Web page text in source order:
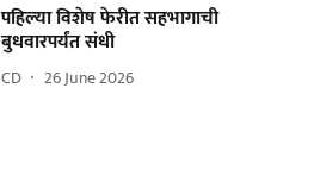
पहिल्‍या विशेष फेरीत सहभागाची
बुधवारपर्यंत संधी
CD 26 June 2026